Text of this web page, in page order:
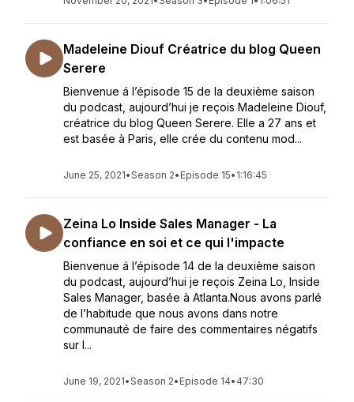
Madeleine Diouf Créatrice du blog Queen
Serere
Bienvenue á l’épisode 15 de la deuxième saison
du podcast, aujourd’hui je reçois Madeleine Diouf,
créatrice du blog Queen Serere. Elle a 27 ans et
est basée à Paris, elle crée du contenu mod...
June 25, 2021•Season 2• Episode 15• 1:16:45
Zeina Lo Inside Sales Manager - La
confiance en soi et ce qui l'impacte
Bienvenue á l’épisode 14 de la deuxième saison
du podcast, aujourd’hui je reçois Zeina Lo, Inside
Sales Manager, basée à Atlanta.Nous avons parlé
de l’habitude que nous avons dans notre
communauté de faire des commentaires négatifs
sur l...
June 19, 2021•Season 2• Episode 14• 47:30